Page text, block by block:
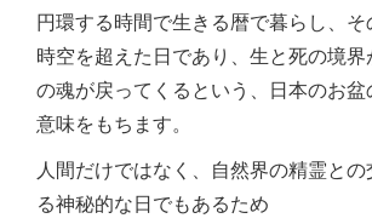
円環する時間で生きる暦で暮らし、そ
時空を超えた日であり、生と死の境
の魂が戻ってくるという、日本のお盆
意味をもちます。
人間だけではなく、自然界の精霊と
る神秘的な日でもあるため